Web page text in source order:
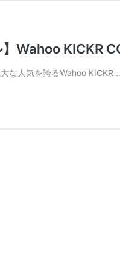
Wahoo KICKR
な人気を誇るWahoo KICKR